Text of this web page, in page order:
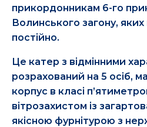
прикордонникам 6-го
Волинського загону,
постійно.
Це катер з відмінними
розрахований на 5 осіб,
корпус в класі
вітрозахистом із
якісною фурнітурою з